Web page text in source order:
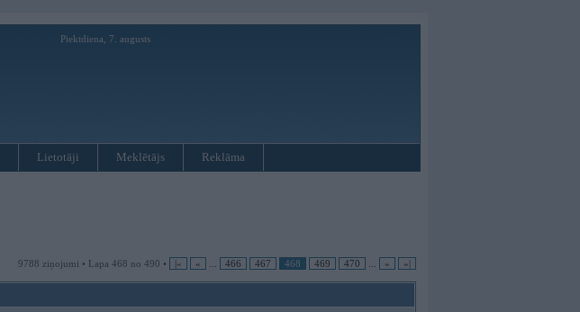
Piektdiena, 7. augusts
Lietotāji Meklētājs Reklāma
9788 ziņojumi • Lapa 468 no 490 • |« « 466 467 468 469 470 » »|